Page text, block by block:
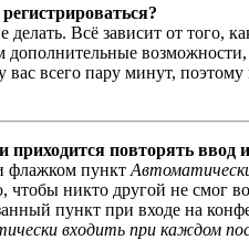
делать. Всё зависит от того,
дополнительные
вас всего пару минут,
приходится повторять ввод
флажком пункт
чтобы никто другой не смог
пункт при входе на
входить при каждом